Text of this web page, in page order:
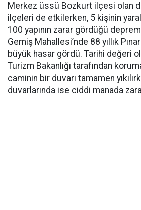
Merkez üssü Bozkurt ilçesi olan
ilçeleri de etkilerken, 5 kişinin
100 yapının zarar gördüğü
Gemiş Mahallesi’nde 88 yıllık
büyük hasar gördü. Tarihi değeri
Turizm Bakanlığı tarafından
caminin bir duvarı tamamen
duvarlarında ise ciddi manada